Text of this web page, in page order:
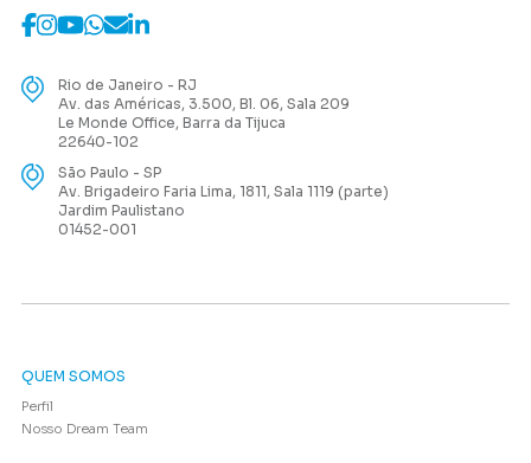
Rio de Janeiro - RJ
Av. das Américas, 3.500, Bl. 06, Sala 209
Le Monde Office, Barra da Tijuca
22640-102
São Paulo - SP
Av. Brigadeiro Faria Lima, 1811, Sala 1119 (parte)
Jardim Paulistano
01452-001
QUEM SOMOS
Perfil
Nosso Dream Team